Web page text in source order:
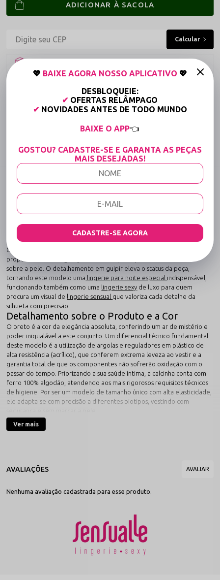
ADICIONAR À SACOLA
15% OFF para Compras Acima de R$400,00 (Varejo)
Compartilhe:
Código identificador (SKU):2931
CONJUNTO DE LINGERIE SEXY FIO DENTAL
Este conjunto exclusivo foi desenvolvido para mulheres que desejam
dominar o conceito de sensualidade com autoridade e requinte.
Confecionado com poliamida de alta memória e toque gelado, ele
proporciona uma regulação térmica superior, mantendo o frescor
sobre a pele. O detalhamento em guipir eleva o status da peça,
tornando este modelo uma lingerie para noite especial indispensável,
funcionando também como uma lingerie sexy de luxo para quem
procura um visual de lingerie sensual que valoriza cada detalhe da
silhueta com precisão.
Detalhamento sobre o Produto e a Cor
O preto é a cor da elegância absoluta, conferindo um ar de mistério e
poder inigualável a este conjunto. Um diferencial técnico fundamental
deste modelo é a utilização de argolas e reguladores em plástico de
alta resistência (acrílico), que conferem extrema leveza ao vestir e a
garantia total de que os componentes não sofrerão oxidação com o
passar do tempo. Priorizando a sua saúde íntima, a calcinha conta com
forro 100% algodão, atendendo aos mais rigorosos requisitos técnicos
de higiene. Por ser um modelo de tamanho único com alta elasticidade,
ele adapta-se com precisão a diferentes biotipos, vestindo com
Tamanho:
Tamanho da Cintura:
Para uma produção de tirar o fôlego, utilize o conjunto completopara
elevar o conceito de
lingerie sexy
para um nível cinematográfico,
cinta-liga de renda preta e uma
que valoriza cada detalhe da sua silhueta com extrema sofisticação e
manual com sabão neutro é estritamente recomendada. Jamais utilize
Ver mais
Nenhuma avaliação cadastrada para esse produto.
💖 BAIXE AGORA NOSSO APLICATIVO 💖
DESBLOQUEIE:
✔ OFERTAS RELÂMPAGO
✔ NOVIDADES ANTES DE TODO MUNDO
BAIXE O APP👈
GOSTOU? CADASTRE-SE E GARANTA AS PEÇAS
MAIS DESEJADAS!
CADASTRE-SE AGORA